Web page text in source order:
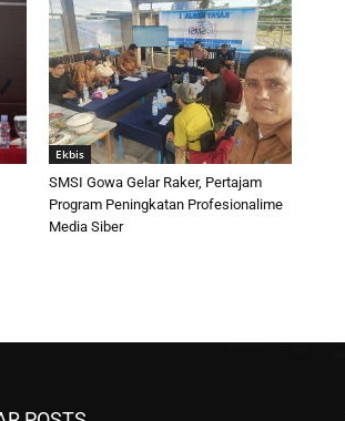
Ekbis
SMSI Gowa Gelar Raker, Pertajam
Program Peningkatan Profesionalime
Media Siber